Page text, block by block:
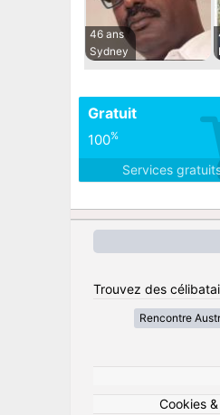
46 ans
Sydney
Gratuit
100%
Services
Trouvez des
Rencontre
Cookies &